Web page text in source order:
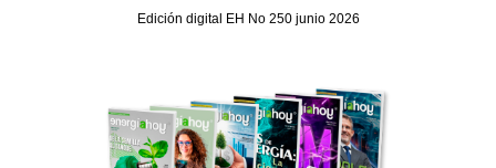
Edición digital EH No 250 junio 2026